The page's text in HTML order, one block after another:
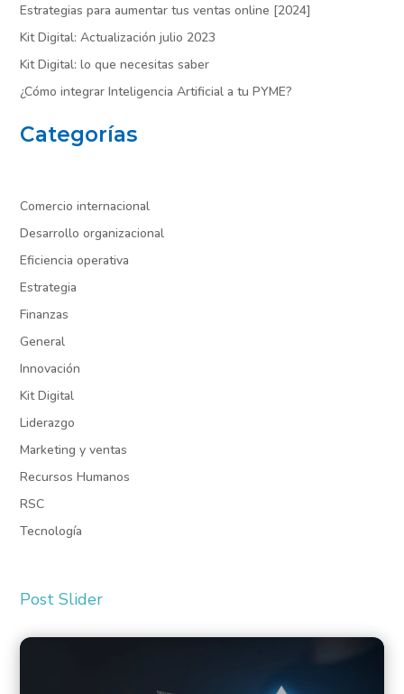
Estrategias para aumentar tus ventas online [2024]
Kit Digital: Actualización julio 2023
Kit Digital: lo que necesitas saber
¿Cómo integrar Inteligencia Artificial a tu PYME?
Categorías
Comercio internacional
Desarrollo organizacional
Eficiencia operativa
Estrategia
Finanzas
General
Innovación
Kit Digital
Liderazgo
Marketing y ventas
Recursos Humanos
RSC
Tecnología
Post Slider